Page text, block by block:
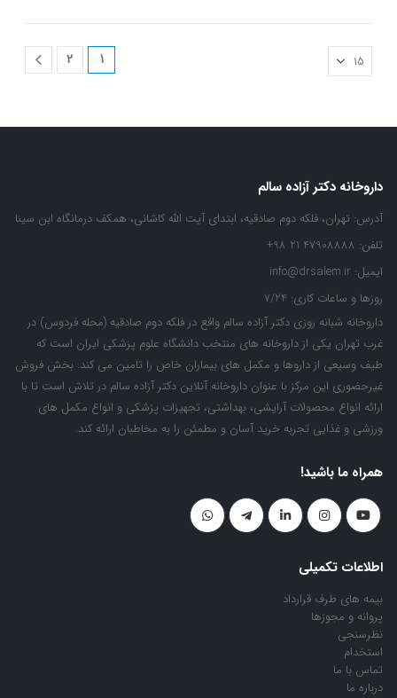
1
2
داروخانه دکتر آزاده سالم
آدرس: تهران، فلکه دوم صادقیه، ابتدای آیت الله کاشانی، همکف درمانگاه ابن سینا
تلفن: 47908888 21 98+
ایمیل: info@drsalem.ir
روزها و ساعات کاری: 7/24
داروخانه شبانه روزی دکتر آزاده سالم واقع در فلکه دوم صادقیه (محله فردوس) در
غرب تهران یکی از داروخانه های منتخب دانشگاه علوم پزشکی ایران است که
طیف وسیعی از داروها و مکمل های بیماران خاص را تامین می کند. بخش فروش
غیرحضوری این مرکز با عنوان داروخانه آنلاین دکتر آزاده سالم در تلاش است تا با
ارائه انواع محصولات آرایشی، بهداشتی، تجهیزات پزشکی و انواع مکمل های
ورزشی و غذایی تجربه خرید آسان و مطمئن را به مخاطبان ارائه کند.
همراه ما باشید!
اطلاعات تکمیلی
بیمه های طرف قرارداد
پروانه و مجوزها
نظرسنجی
استخدام
تماس با ما
درباره ما